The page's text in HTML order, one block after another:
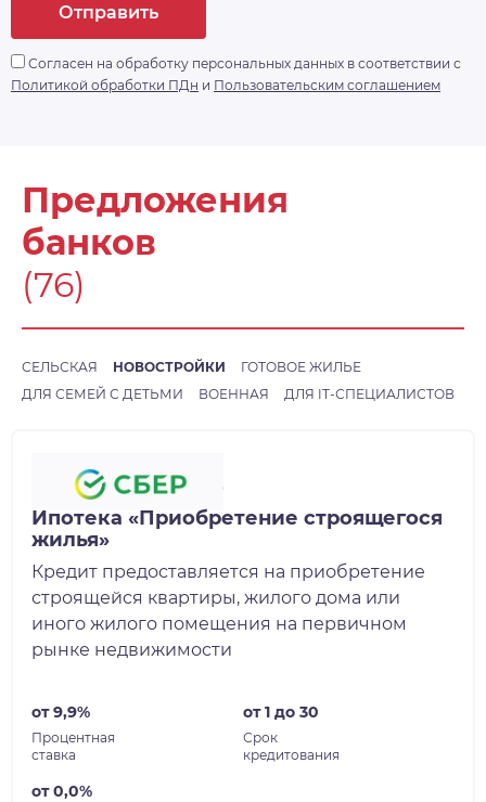
Отправить
Согласен на обработку персональных данных в соответствии с
Политикой обработки ПДн и Пользовательским соглашением
Предложения
банков
(76)
СЕЛЬСКАЯ НОВОСТРОЙКИ
ГОТОВОЕ ЖИЛЬЕ
ДЛЯ СЕМЕЙ С ДЕТЬМИ
ВОЕННАЯ ДЛЯ IT-СПЕЦИАЛИСТОВ
Ипотека «Приобретение строящегося
жилья»
Кредит предоставляется на приобретение
строящейся квартиры, жилого дома или
иного жилого помещения на первичном
рынке недвижимости
от 9,9%
Процентная
ставка
от 1 до 30
Срок
кредитования
от 0,0%